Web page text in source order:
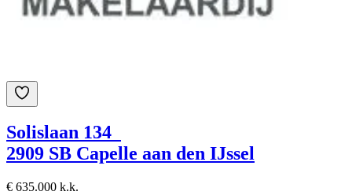
Solislaan 134
2909 SB Capelle aan den IJssel
€ 635.000 k.k.